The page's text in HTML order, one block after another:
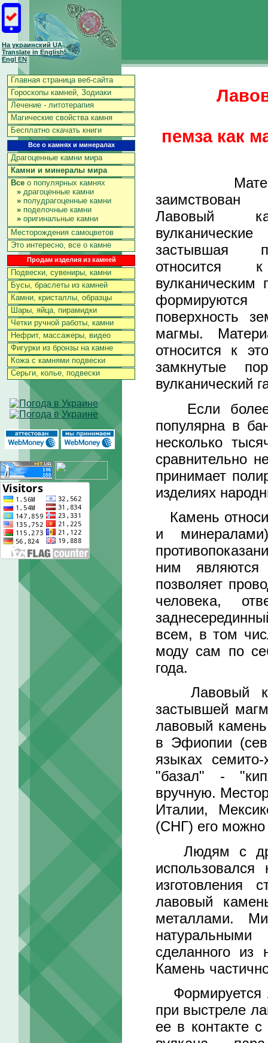
На украинский UA
Translate in English
Engl EN
Главная страница веб-сайта
Гороскопы камней, Зодиаки
Лечение - литотерапия
Магические свойства камня
Бесплатно скачать книги
Все о камнях и минералах
Драгоценные камни мира
Камни и минералы мира
Все о популярных камнях
» драгоценные камни
» полудрагоценные камни
» поделочные камни
» оригинальные камни
Месторождения самоцветов
Это интересно, все о камне
Продам изделия из камней
Подвески, сувениры, камни
Бусы, браслеты из камней
Камни, кристаллы, образцы
Шары, яйца, пирамидки
Четки ручной работы, камни
Нефрит, массажеры, видео
Фигурки из бронзы на камне
Кожа с камнями подвески
Серьги, колье, подвески
пемза как
Лавовый
застывшая
относится
вулканическим
формируются
поверхность
магмы.
относится к
замкнутые
вулканический
Если более
популярна в
несколько
сравнительно
принимает
изделиях
Камень
и
ним являются
позволяет
человека,
всем, в том
моду сам по
года.
Лавовый
застывшей
лавовый
в Эфиопии
языках
"базал" -
вручную.
Италии,
(СНГ) его можно
Людям с
изготовления
лавовый
металлами.
сделанного
Камень
Формируется
при выстреле
ее в контакте